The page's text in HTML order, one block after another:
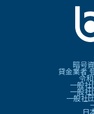
暗号
貸金業者
令
一般社
一般社
一般社
日